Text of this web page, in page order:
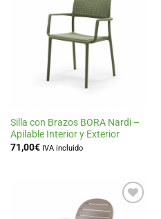
Silla con Brazos BORA Nardi –
Apilable Interior y Exterior
71,00€ IVA incluido